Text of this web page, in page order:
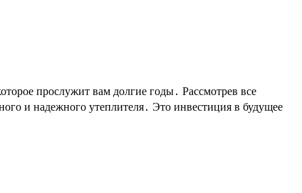
прослужит вам долгие годы․ Рассмотрев все
и надежного утеплителя․ Это инвестиция в будущее